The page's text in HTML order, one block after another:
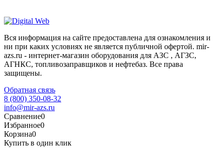
Вся информация на сайте предоставлена для ознакомления и
ни при каких условиях не является публичной офертой. mir-
azs.ru - интернет-магазин оборудования для АЗС , АГЗС,
АГНКС, топливозаправщиков и нефтебаз. Все права
защищены.
Обратная связь
8 (800) 350-08-32
info@mir-azs.ru
Сравнение0
Избранное0
Корзина0
Купить в один клик